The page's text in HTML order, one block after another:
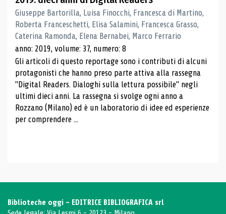
Giuseppe Bartorilla, Luisa Finocchi, Francesca di Martino,
Roberta Franceschetti, Elisa Salamini, Francesca Grasso,
Caterina Ramonda, Elena Bernabei, Marco Ferrario
anno: 2019, volume: 37, numero: 8
Gli articoli di questo reportage sono i contributi di alcuni
protagonisti che hanno preso parte attiva alla rassegna
"Digital Readers. Dialoghi sulla lettura possibile" negli
ultimi dieci anni. La rassegna si svolge ogni anno a
Rozzano (Milano) ed è un laboratorio di idee ed esperienze
per comprendere ...
Biblioteche oggi - EDITRICE BIBLIOGRAFICA srl